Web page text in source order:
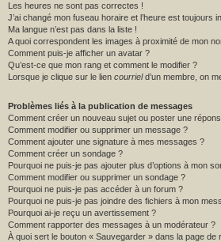
Les heures ne sont pas correctes !
J’ai changé mon fuseau horaire et l’heure est toujours
Ma langue n’est pas dans la liste !
A quoi correspondent les images à proximité de mon
Comment puis-je afficher un avatar ?
Qu’est-ce que mon rang et comment le modifier ?
Lorsque je clique sur le lien courrield’un membre, on
Problèmes liés à la publication de messages
Comment créer un nouveau sujet ou poster une
Comment modifier ou supprimer un message ?
Comment ajouter une signature à mes messages ?
Comment créer un sondage ?
Pourquoi ne puis-je pas ajouter plus d’options à mon
Comment modifier ou supprimer un sondage ?
Pourquoi ne puis-je pas accéder à un forum ?
Pourquoi ne puis-je pas joindre des fichiers à mon
Pourquoi ai-je reçu un avertissement ?
Comment rapporter des messages à un modérateur ?
À quoi sert le bouton « Sauvegarder » dans la page de